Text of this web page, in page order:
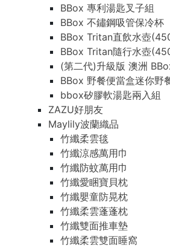
BBox 專利湯匙叉子組
BBox 不鏽鋼吸管保冷杯
BBox Tritan直飲水壺
BBox Tritan隨行水壺
(第二代)升級版 澳洲
BBox 野餐便當盒迷你野
bbox矽膠軟湯匙兩入組
ZAZU好朋友
Maylily波蘭織品
竹纖柔雲毯
竹纖涼感萬用巾
竹纖防蚊萬用巾
竹纖愛睏寶貝枕
竹纖嬰童防晃枕
竹纖柔雲蓬蓬枕
竹纖雙面推車墊
竹纖柔雲雙面睡窩